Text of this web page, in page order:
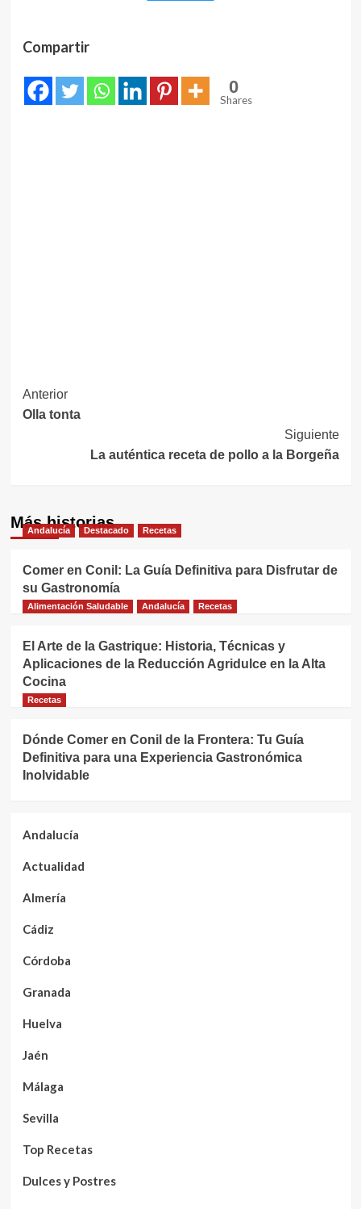
Compartir
0
Shares
Navegación
de
entradas
Anterior
Olla tonta
Siguiente
La auténtica receta de pollo a la Borgeña
Más historias
Andalucía Destacado Recetas
Comer en Conil: La Guía Definitiva para Disfrutar de
su Gastronomía
Alimentación Saludable Andalucía Recetas
El Arte de la Gastrique: Historia, Técnicas y
Aplicaciones de la Reducción Agridulce en la Alta
Cocina
Recetas
Dónde Comer en Conil de la Frontera: Tu Guía
Definitiva para una Experiencia Gastronómica
Inolvidable
Andalucía
Actualidad
Almería
Cádiz
Córdoba
Granada
Huelva
Jaén
Málaga
Sevilla
Top Recetas
Dulces y Postres